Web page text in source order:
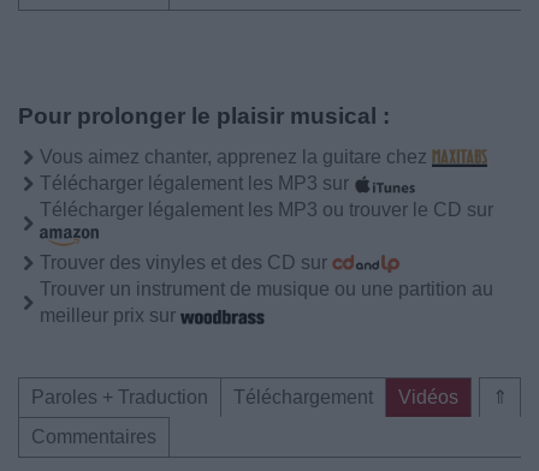
Pour prolonger le plaisir musical :
Vous aimez chanter, apprenez la guitare chez
Télécharger légalement les MP3 sur
Télécharger légalement les MP3 ou trouver le CD sur
Trouver des vinyles et des CD sur
Trouver un instrument de musique ou une partition au
meilleur prix sur
⇑
Paroles + Traduction Téléchargement
Vidéos
Commentaires